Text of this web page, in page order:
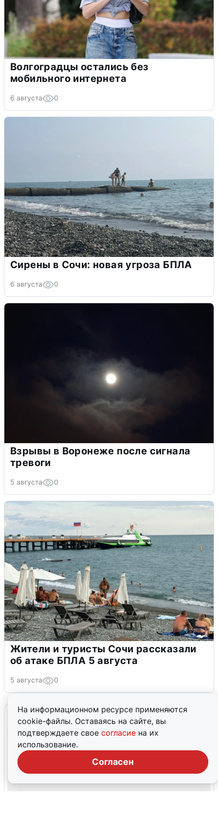
На информационном ресурсе применяются
cookie-файлы. Оставаясь на сайте, вы
подтверждаете свое согласие на их
использование.
Согласен
Волгоградцы остались без
мобильного интернета
6 августа 0
Сирены в Сочи: новая угроза БПЛА
6 августа 0
Взрывы в Воронеже после сигнала
тревоги
5 августа 0
Жители и туристы Сочи рассказали
об атаке БПЛА 5 августа
5 августа 0